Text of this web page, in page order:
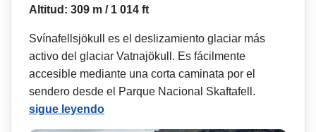
Altitud: 309 m / 1 014 ft
Svínafellsjökull es el deslizamiento glaciar más
activo del glaciar Vatnajökull. Es fácilmente
accesible mediante una corta caminata por el
sendero desde el Parque Nacional Skaftafell.
sigue leyendo